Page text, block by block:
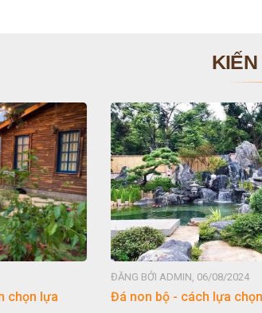
ĐĂNG BỞI ADMIN, 06/08/2024
Đá non bộ - cách lựa chọn non bộ